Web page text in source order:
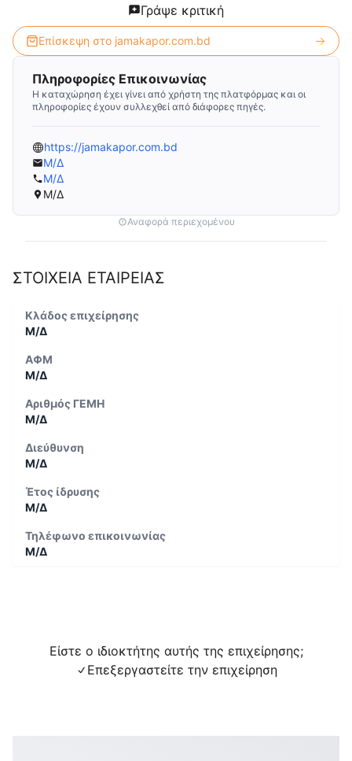
Γράψε κριτική
Επίσκεψη στο jamakapor.com.bd
Πληροφορίες Επικοινωνίας
Η καταχώρηση έχει γίνει από χρήστη της πλατφόρμας και οι
πληροφορίες έχουν συλλεχθεί από διάφορες πηγές.
https://jamakapor.com.bd
Μ/Δ
Μ/Δ
Μ/Δ
Αναφορά περιεχομένου
ΣΤΟΙΧΕΙΑ ΕΤΑΙΡΕΙΑΣ
Κλάδος επιχείρησης
Μ/Δ
ΑΦΜ
Μ/Δ
Αριθμός ΓΕΜΗ
Μ/Δ
Διεύθυνση
Μ/Δ
Έτος ίδρυσης
Μ/Δ
Τηλέφωνο επικοινωνίας
Μ/Δ
Είστε ο ιδιοκτήτης αυτής της επιχείρησης;
Επεξεργαστείτε την επιχείρηση